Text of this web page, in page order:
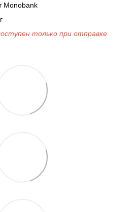
Monobank
только при отправке